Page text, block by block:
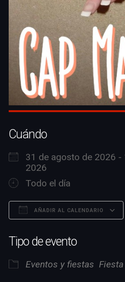
Cuándo
31 de agosto de 2026 -
2026
Todo el día
AÑADIR AL CALENDARIO
Tipo de evento
Eventos y fiestas Fiesta